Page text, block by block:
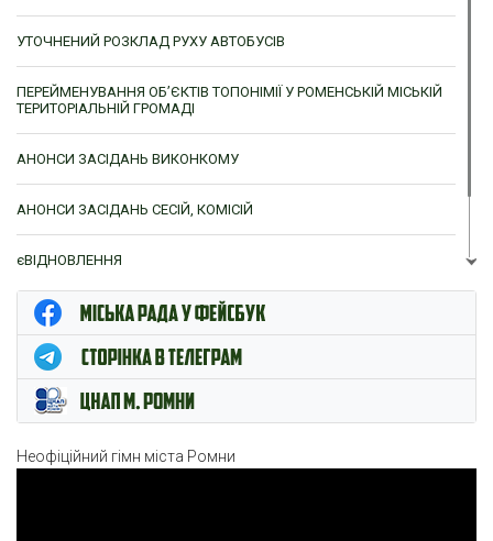
УТОЧНЕНИЙ РОЗКЛАД РУХУ АВТОБУСІВ
ПЕРЕЙМЕНУВАННЯ ОБ’ЄКТІВ ТОПОНІМІЇ У РОМЕНСЬКІЙ МІСЬКІЙ
ТЕРИТОРІАЛЬНІЙ ГРОМАДІ
АНОНСИ ЗАСІДАНЬ ВИКОНКОМУ
АНОНСИ ЗАСІДАНЬ СЕСІЙ, КОМІСІЙ
єВІДНОВЛЕННЯ
ЦНАП м. Ромни
Неофіційний гімн міста Ромни